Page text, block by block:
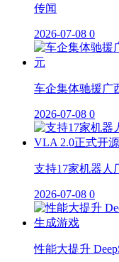
传闻
2026-07-08 0
车企集体驰援广
2026-07-08 0
支持17家机器人
2026-07-08 0
性能大提升